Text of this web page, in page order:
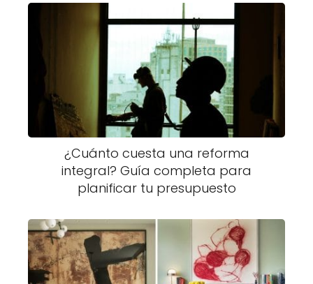
¿Cuánto cuesta una reforma
integral? Guía completa para
planificar tu presupuesto